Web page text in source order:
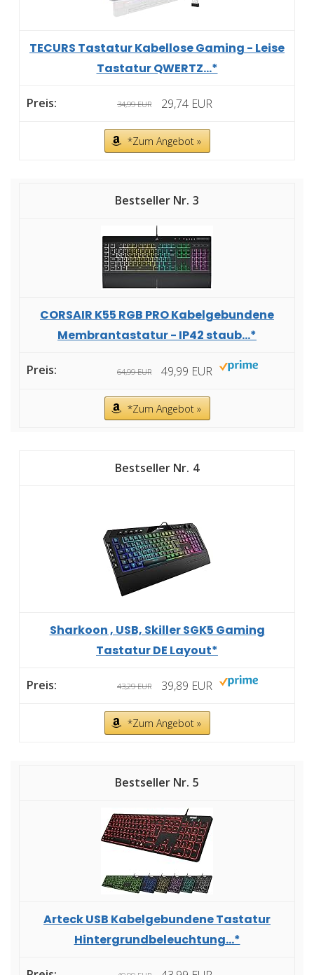
TECURS Tastatur Kabellose Gaming - Leise
Tastatur QWERTZ...*
34,99 EUR 29,74 EUR
*Zum Angebot »
3
CORSAIR K55 RGB PRO Kabelgebundene
Membrantastatur - IP42 staub...*
64,99 EUR 49,99 EUR
*Zum Angebot »
4
Sharkoon , USB, Skiller SGK5 Gaming
Tastatur DE Layout*
43,29 EUR 39,89 EUR
*Zum Angebot »
5
Arteck USB Kabelgebundene Tastatur
Hintergrundbeleuchtung...*